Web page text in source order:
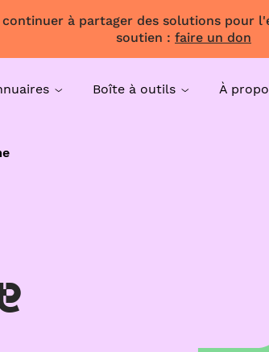
à partager des solutions pour
soutien : faire un don
Boîte à outils À